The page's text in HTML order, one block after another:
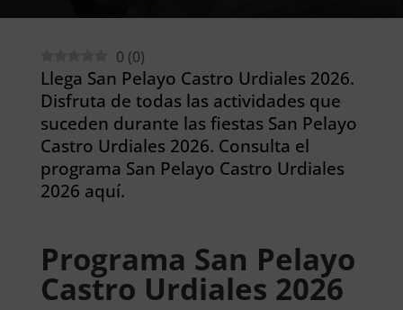
0 (0)
Llega San Pelayo Castro Urdiales 2026.
Disfruta de todas las actividades que
suceden durante las fiestas San Pelayo
Castro Urdiales 2026. Consulta el
programa San Pelayo Castro Urdiales
2026 aquí.
Programa San Pelayo
Castro Urdiales 2026